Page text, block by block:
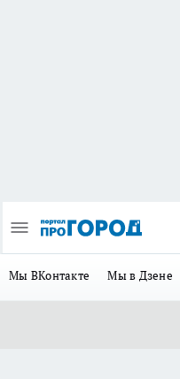
Мы ВКонтакте Мы в Дзене